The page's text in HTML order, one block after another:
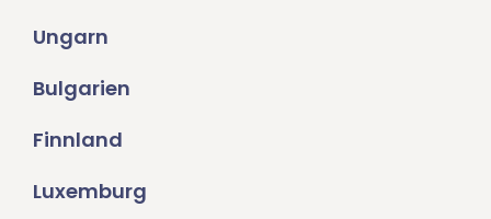
Ungarn
Bulgarien
Finnland
Luxemburg